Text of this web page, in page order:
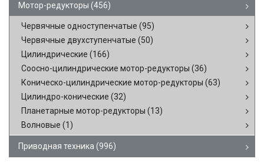
Мотор-редукторы (456)
Червячные одноступенчатые (95)
Червячные двухступенчатые (50)
Цилиндрические (166)
Соосно-цилиндрические мотор-редукторы (36)
Коническо-цилиндрические мотор-редукторы (63)
Цилиндро-конические (32)
Планетарные мотор-редукторы (13)
Волновые (1)
Приводная техника (996)